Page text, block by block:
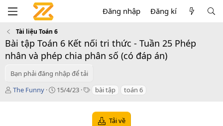
Đăng nhập Đăng kí
Tài liệu Toán 6
Bài tập Toán 6 Kết nối tri thức - Tuần 25 Phép
nhân và phép chia phân số (có đáp án)
Bạn phải đăng nhập để tải
T
The Funny
C15/4/23
T
s
bài tập toán 6
Tải về